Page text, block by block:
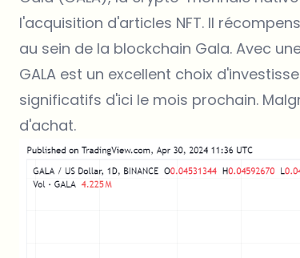
l'acquisition d'articles NFT. Il
au sein de la blockchain Gala. Avec
GALA est un excellent choix
significatifs d'ici le mois prochain.
d'achat.